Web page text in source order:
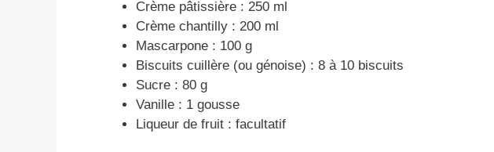
Crème pâtissière : 250 ml
Crème chantilly : 200 ml
Mascarpone : 100 g
Biscuits cuillère (ou génoise) : 8 à 10 biscuits
Sucre : 80 g
Vanille : 1 gousse
Liqueur de fruit : facultatif